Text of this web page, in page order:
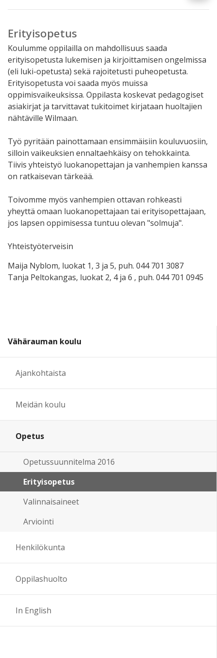
Erityisopetus
Koulumme oppilailla on mahdollisuus saada
erityisopetusta lukemisen ja kirjoittamisen ongelmissa
(eli luki-opetusta) sekä rajoitetusti puheopetusta.
Erityisopetusta voi saada myös muissa
oppimisvaikeuksissa. Oppilasta koskevat pedagogiset
asiakirjat ja tarvittavat tukitoimet kirjataan huoltajien
nähtäville Wilmaan.
Työ pyritään painottamaan ensimmäisiin kouluvuosiin,
silloin vaikeuksien ennaltaehkäisy on tehokkainta.
Tiivis yhteistyö luokanopettajan ja vanhempien kanssa
on ratkaisevan tärkeää.
Toivomme myös vanhempien ottavan rohkeasti
yheyttä omaan luokanopettajaan tai erityisopettajaan,
jos lapsen oppimisessa tuntuu olevan "solmuja".
Yhteistyöterveisin
Maija Nyblom, luokat 1, 3 ja 5, puh. 044 701 3087
Tanja Peltokangas, luokat 2, 4 ja 6 , puh. 044 701 0945
Vähärauman koulu
Ajankohtaista
Meidän koulu
Opetus
Opetussuunnitelma 2016
Erityisopetus
Valinnaisaineet
Arviointi
Henkilökunta
Oppilashuolto
In English